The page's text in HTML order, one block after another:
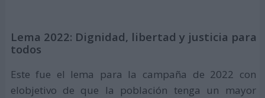
Lema 2022: Dignidad, libertad y justicia para
todos
Este fue el lema para la campaña de 2022 con
elobjetivo de que la población tenga un mayor